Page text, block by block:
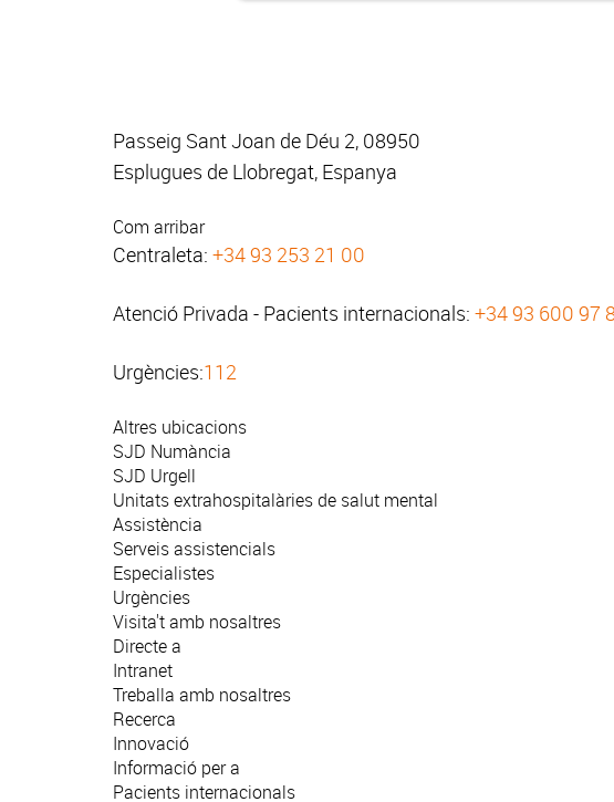
Passeig Sant Joan de Déu 2, 08950
Esplugues de Llobregat, Espanya
Com arribar
Centraleta: +34 93 253 21 00
Atenció Privada - Pacients internacionals: +34 93 600 97
Urgències:112
Altres ubicacions
SJD Numància
SJD Urgell
Unitats extrahospitalàries de salut mental
Assistència
Serveis assistencials
Especialistes
Urgències
Visita't amb nosaltres
Directe a
Intranet
Treballa amb nosaltres
Recerca
Innovació
Informació per a
Pacients internacionals